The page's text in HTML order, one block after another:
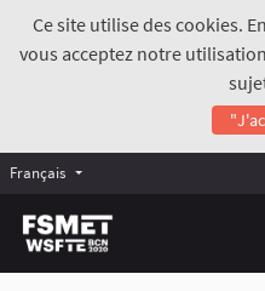
Ce site utilise des cookies.
vous acceptez notre
Français